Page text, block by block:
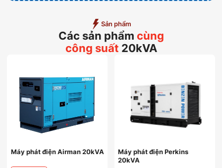
Sản phẩm
Các sản phẩm cùng
công suất 20kVA
Máy phát điện Airman 20kVA
Máy phát điện Perkins
20kVA